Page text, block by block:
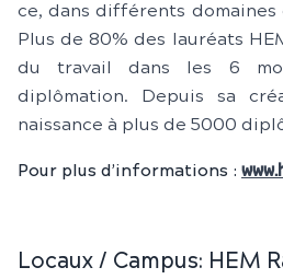
ce, dans différents domaines
Plus de 80% des lauréats
du travail dans les 6
diplômation. Depuis sa
naissance à plus de 5000
Pour plus d’informations :
Locaux / Campus: HEM